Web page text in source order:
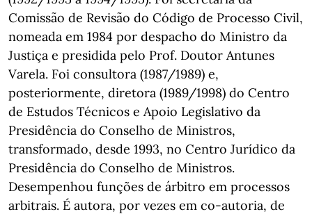
Comissão de Revisão do Código de Processo Civil,
nomeada em 1984 por despacho do Ministro da
Justiça e presidida pelo Prof. Doutor Antunes
Varela. Foi consultora (1987/1989) e,
posteriormente, diretora (1989/1998) do Centro
de Estudos Técnicos e Apoio Legislativo da
Presidência do Conselho de Ministros,
transformado, desde 1993, no Centro Jurídico da
Presidência do Conselho de Ministros.
Desempenhou funções de árbitro em processos
arbitrais. É autora, por vezes em co-autoria, de